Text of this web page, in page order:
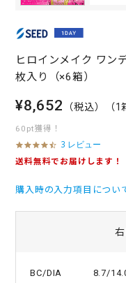
ヒロインメイク ワン
枚入り（×6箱）
¥8,652 （税込） （
60pt獲得！
4
.
t
n
3 レビュー
送料無料でお届けします！
購入時の入力項目につい
BC/DIA 8.7/